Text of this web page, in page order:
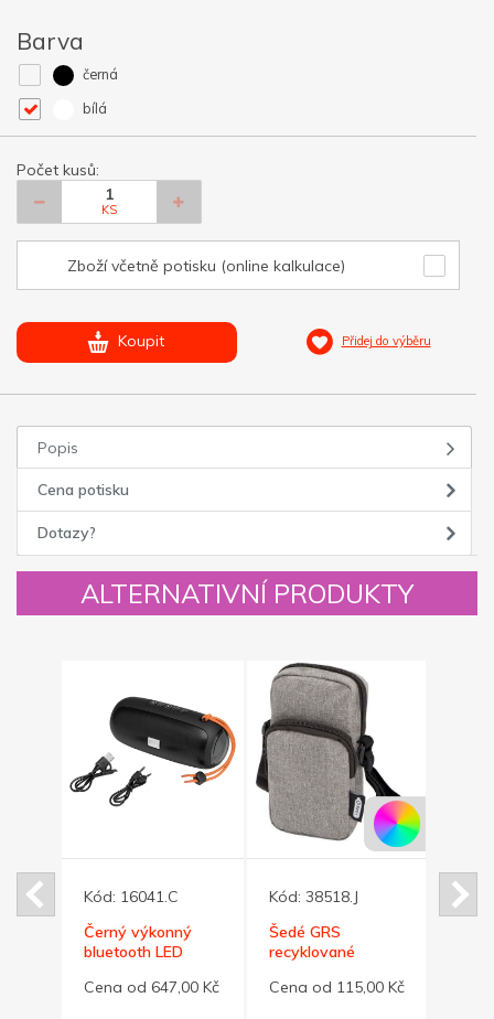
Barva
černá
bílá
Počet kusů:
KS
Zboží včetně potisku (online kalkulace)
Koupit Přidej do výběru
Popis
Cena potisku
Dotazy?
ALTERNATIVNÍ PRODUKTY
Kód: 16041.C
Černý výkonný
bluetooth LED
Cena od 647,00 Kč
Kód: 38518.J
Šedé GRS
recyklované
Cena od 115,00 Kč
Kód: